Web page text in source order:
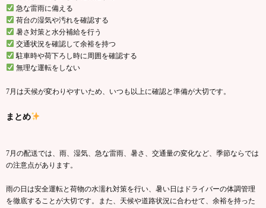
急な雷雨に備える
荷台の湿気や汚れを確認する
暑さ対策と水分補給を行う
交通状況を確認して余裕を持つ
駐車時や荷下ろし時に周囲を確認する
無理な運転をしない
7月は天候が変わりやすいため、いつも以上に確認と準備が大切です。
まとめ
7月の配送では、雨、湿気、急な雷雨、暑さ、交通量の変化など、季節ならでは
の注意点があります。
雨の日は安全運転と荷物の水濡れ対策を行い、暑い日はドライバーの体調管理
を徹底することが大切です。また、天候や道路状況に合わせて、余裕を持った